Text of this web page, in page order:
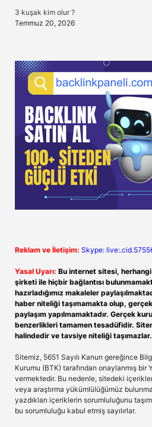
3 kuşak kim olur ?
Temmuz 20, 2026
Reklam ve İletişim: Skype:
Yasal Uyarı: Bu internet sitesi,
şirketi ile hiçbir bağlantısı
hazırladığımız makaleler
haber niteliği taşımamakta olup,
paylaşım yapılmamaktadır. Gerçek
benzerlikleri tamamen tesadüfidir.
halindedir ve tavsiye niteliği taşımazlar.
Sitemiz, 5651 Sayılı Kanun gereğince
Kurumu (BTK) tarafından onaylanmış bir
vermektedir. Bu nedenle, sitedeki
veya araştırma yükümlülüğümüz
yazdıkları içeriklerin sorumluluğunu
bu sorumluluğu kabul etmiş sayılırlar.